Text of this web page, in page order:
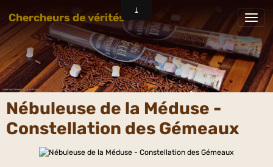
Chercheurs de vérités
Nébuleuse de la Méduse -
Constellation des Gémeaux